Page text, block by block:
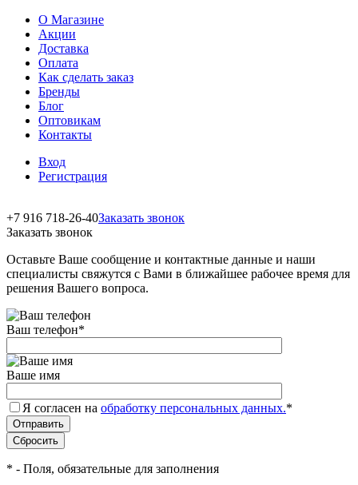
О Магазине
Акции
Доставка
Оплата
Как сделать заказ
Бренды
Блог
Оптовикам
Контакты
Вход
Регистрация
+7 916 718-26-40Заказать звонок
Заказать звонок
Оставьте Ваше сообщение и контактные данные и наши
специалисты свяжутся с Вами в ближайшее рабочее время для
решения Вашего вопроса.
Ваш телефон*
Ваше имя
Я согласен на обработку персональных данных.*
* - Поля, обязательные для заполнения